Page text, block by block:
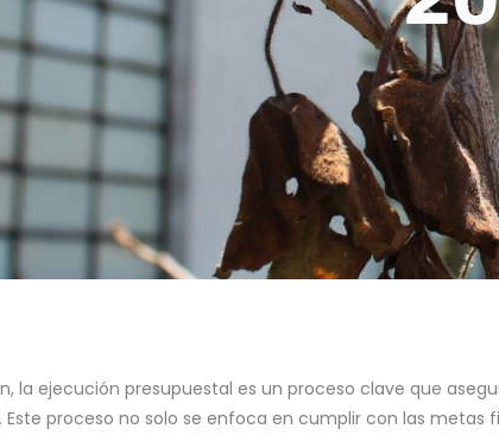
la ejecución presupuestal es un proceso clave que
proceso no solo se enfoca en cumplir con las